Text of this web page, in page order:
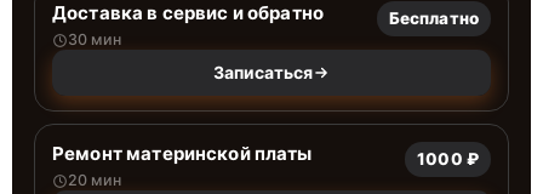
Доставка в сервис и обратно
30 мин
Бесплатно
Записаться
Ремонт материнской платы
20 мин
1000 ₽